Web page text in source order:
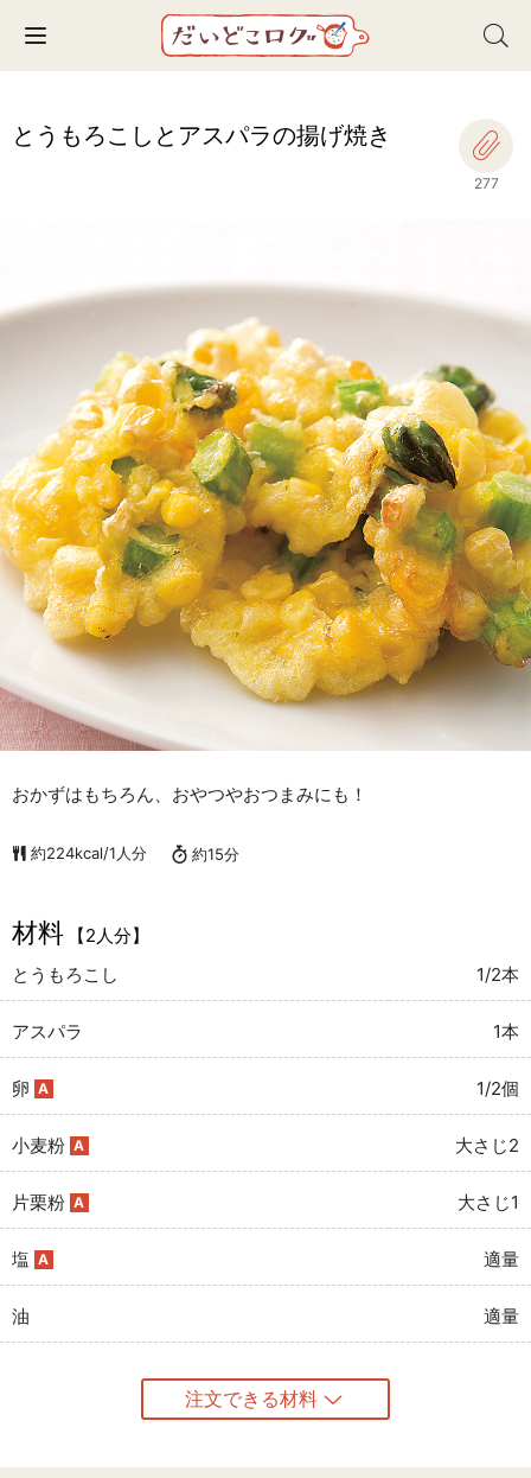
Toggle navigation
とうもろこしとアスパラの揚げ焼き
277
おかずはもちろん、おやつやおつまみにも！
約224kcal/1人分 約15分
材料
【2人分】
とうもろこし
1/2本
アスパラ 1本
卵 A 1/2個
小麦粉 A 大さじ2
片栗粉 A 大さじ1
塩 A 適量
油 適量
注文できる材料